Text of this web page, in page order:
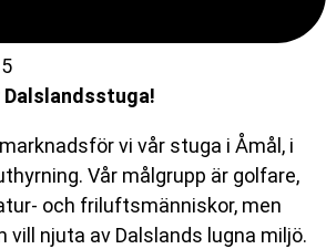
vi vår stuga i Åmål, i
Vår målgrupp är golfare,
och friluftsmänniskor, men
vill njuta av Dalslands lugna miljö.